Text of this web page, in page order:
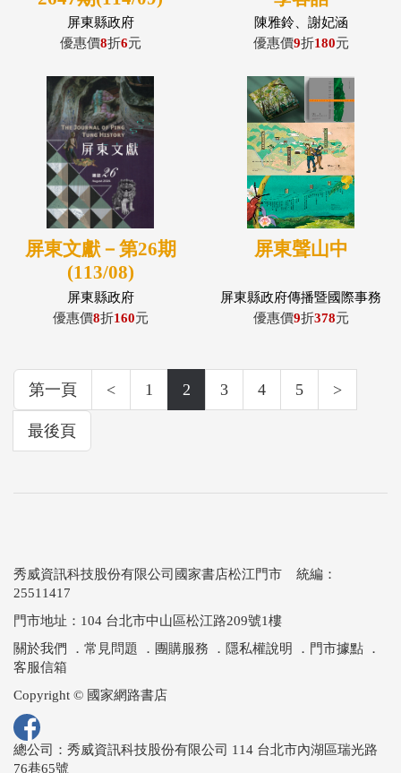
屏東縣政府
優惠價8折6元
陳雅鈴、謝妃涵
優惠價9折180元
屏東文獻－第26期
(113/08)
屏東縣政府
優惠價8折160元
屏東聲山中
屏東縣政府傳播暨國際事務
處;目目文創(鄭如涵)繪
優惠價9折378元
第一頁 < 1 2 3 4 5 >
最後頁
秀威資訊科技股份有限公司國家書店松江門市 統編：
25511417
門市地址：104 台北市中山區松江路209號1樓
關於我們
． 常見問題 ． 團購服務 ． 隱私權說明 ． 門市據點 ．
客服信箱
Copyright © 國家網路書店
總公司：秀威資訊科技股份有限公司 114 台北市內湖區瑞光路
76巷65號